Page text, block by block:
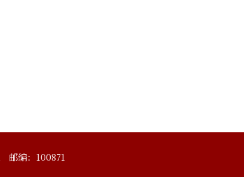
邮编：100871